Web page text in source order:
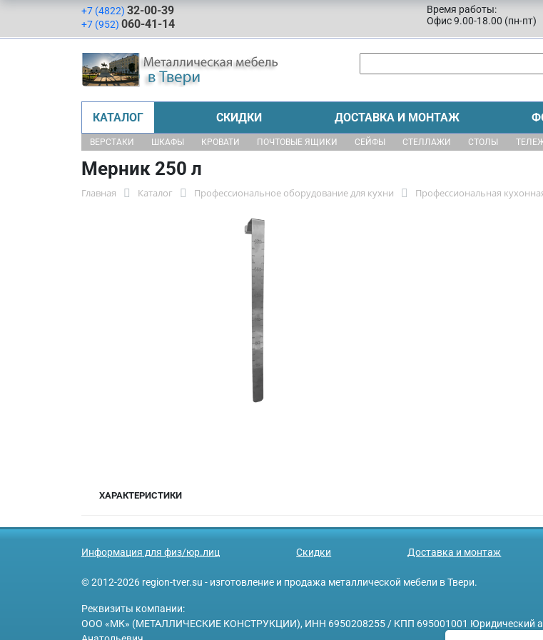
+7 (4822) 32-00-39
+7 (952) 060-41-14
Время работы:
Офис 9.00-18.00 (пн-пт)
КАТАЛОГ СКИДКИ ДОСТАВКА И МОНТАЖ
ВЕРСТАКИ ШКАФЫ КРОВАТИ ПОЧТОВЫЕ ЯЩИКИ СЕЙФЫ СТЕЛЛАЖИ СТОЛЫ
Мерник 250 л
Главная Каталог Профессиональное оборудование для кухни Профессиональная
ХАРАКТЕРИСТИКИ
Информация для физ/юр.лиц Скидки Доставка и монтаж
© 2012-2026 region-tver.su - изготовление и продажа металлической мебели в Твери.
Реквизиты компании:
ООО «МК» (МЕТАЛЛИЧЕСКИЕ КОНСТРУКЦИИ), ИНН 6950208255 / КПП 695001001 Юридический